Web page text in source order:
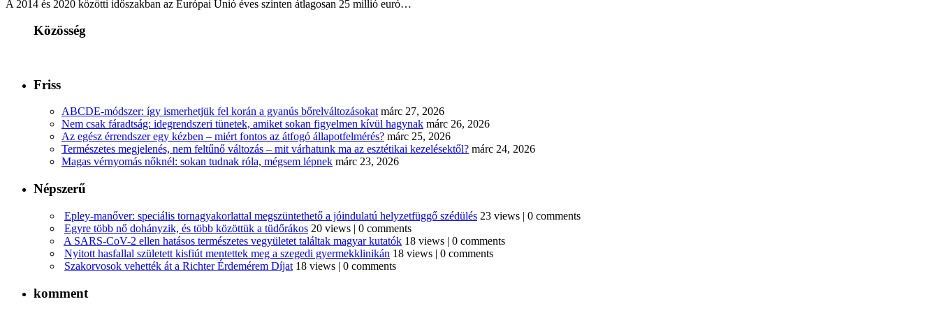
A 2014 és 2020 közötti időszakban az Európai Unió éves szinten átlagosan 25 millió euró…
Közösség
Friss
ABCDE‑módszer: így ismerhetjük fel korán a gyanús bőrelváltozásokat márc 27, 2026
Nem csak fáradtság: idegrendszeri tünetek, amiket sokan figyelmen kívül hagynak márc 26, 2026
Az egész érrendszer egy kézben – miért fontos az átfogó állapotfelmérés? márc 25, 2026
Természetes megjelenés, nem feltűnő változás – mit várhatunk ma az esztétikai kezelésektől? márc 24, 2026
Magas vérnyomás nőknél: sokan tudnak róla, mégsem lépnek márc 23, 2026
Népszerű
Epley-manőver: speciális tornagyakorlattal megszüntethető a jóindulatú helyzetfüggő szédülés 23 views | 0 comments
Egyre több nő dohányzik, és több közöttük a tüdőrákos 20 views | 0 comments
A SARS-CoV-2 ellen hatásos természetes vegyületet találtak magyar kutatók 18 views | 0 comments
Nyitott hasfallal született kisfiút mentettek meg a szegedi gyermekklinikán 18 views | 0 comments
Szakorvosok vehették át a Richter Érdemérem Díjat 18 views | 0 comments
komment